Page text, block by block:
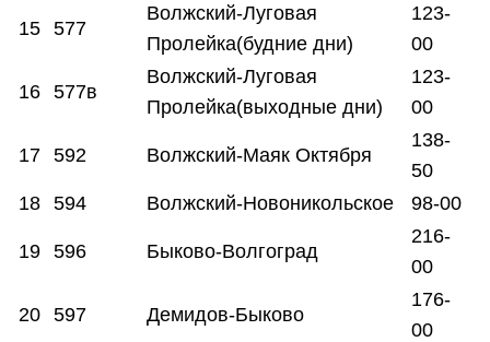
15 577
Волжский-Луговая
Пролейка(будние дни)
123-
00
16 577в
Волжский-Луговая
Пролейка(выходные дни)
123-
00
17 592 Волжский-Маяк Октября
138-
50
18 594 Волжский-Новоникольское 98-00
19 596 Быково-Волгоград
216-
00
20 597 Демидов-Быково
176-
00